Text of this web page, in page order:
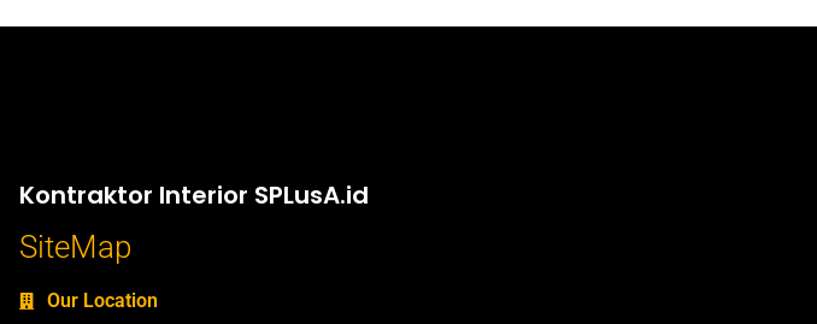
Kontraktor Interior SPLusA.id
SiteMap
Our Location